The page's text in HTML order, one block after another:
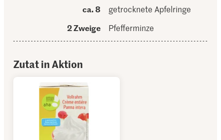
ca. 8
getrocknete Apfelringe
2 Zweige
Pfefferminze
Zutat in Aktion